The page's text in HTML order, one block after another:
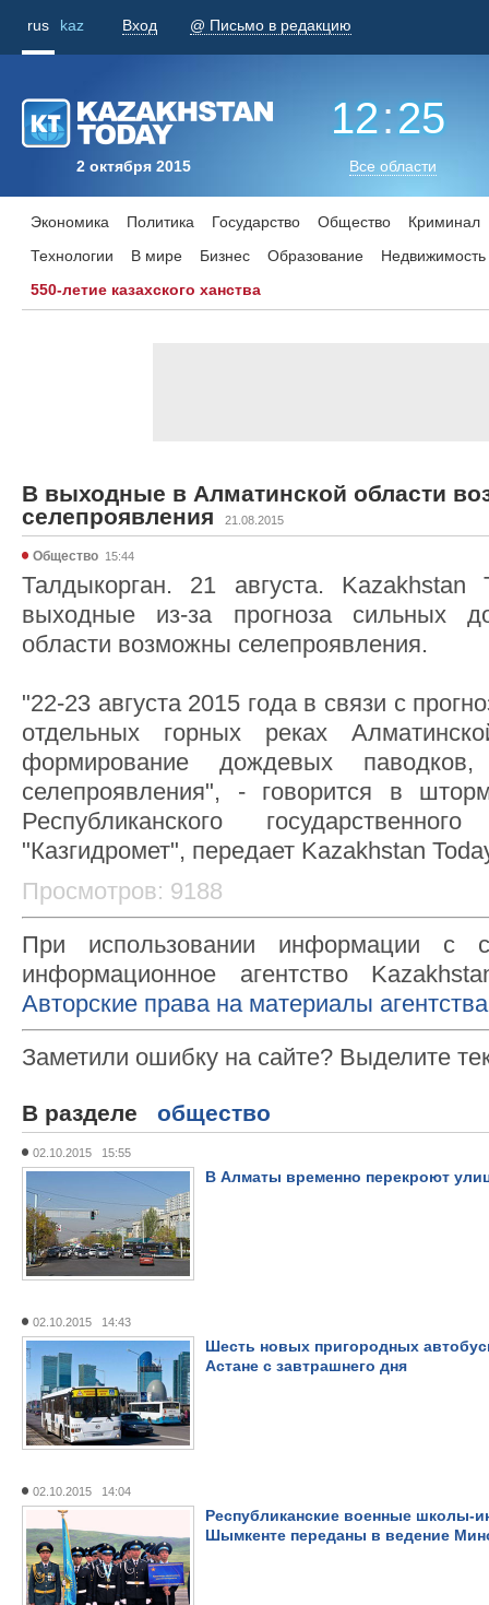
rus kaz Вход @ Письмо в редакцию
2 октября 2015
12:25
Все области
Экономика Политика Государство Общество
Криминал
Технологии
В мире Бизнес Образование
Недвижимость
550-летие казахского ханства
В выходные в Алматинской области
селепроявления
21.08.2015
Общество 15:44
Талдыкорган. 21 августа.
выходные из-за прогноза сильных
области возможны селепроявления.
"22-23 августа 2015 года в связи с
отдельных горных реках
формирование дождевых
селепроявления", - говорится в
Республиканского
"Казгидромет", передает Kazakhstan
Просмотров: 9188
При использовании информации с
информационное агентство
Авторские права на материалы
Заметили ошибку на сайте? Выделите
В разделе общество
02.10.2015 15:55
В Алматы временно перекроют
02.10.2015 14:43
Шесть новых пригородных
Астане с завтрашнего дня
02.10.2015 14:04
Республиканские военные школы-
Шымкенте переданы в ведение